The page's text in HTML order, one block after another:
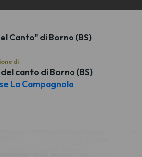
Canto" di Borno (BS)
di
canto di Borno (BS)
La Campagnola